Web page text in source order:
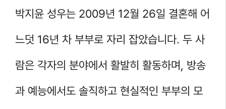
박지윤 성우는 2009년 12월 26일 결혼해 어
느덧 16년 차 부부로 자리 잡았습니다. 두 사
람은 각자의 분야에서 활발히 활동하며, 방송
과 예능에서도 솔직하고 현실적인 부부의 모